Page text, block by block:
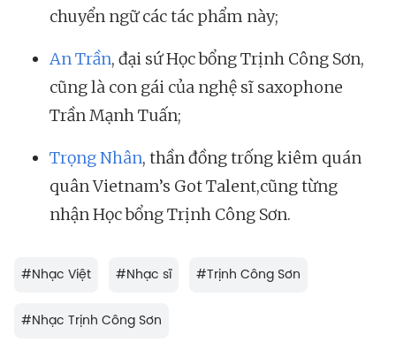
chuyển ngữ các tác phẩm này;
An Trần, đại sứ Học bổng Trịnh Công Sơn,
cũng là con gái của nghệ sĩ saxophone
Trần Mạnh Tuấn;
Trọng Nhân, thần đồng trống kiêm quán
quân Vietnam’s Got Talent,cũng từng
nhận Học bổng Trịnh Công Sơn.
#Nhạc Việt #Nhạc sĩ #Trịnh Công Sơn
#Nhạc Trịnh Công Sơn